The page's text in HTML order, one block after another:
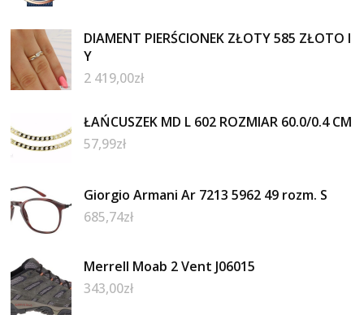
DIAMENT PIERŚCIONEK ZŁOTY 585 ZŁOTO I
Y
2 419,00zł
ŁAŃCUSZEK MD L 602 ROZMIAR 60.0/0.4 CM
57,99zł
Giorgio Armani Ar 7213 5962 49 rozm. S
685,74zł
Merrell Moab 2 Vent J06015
343,00zł